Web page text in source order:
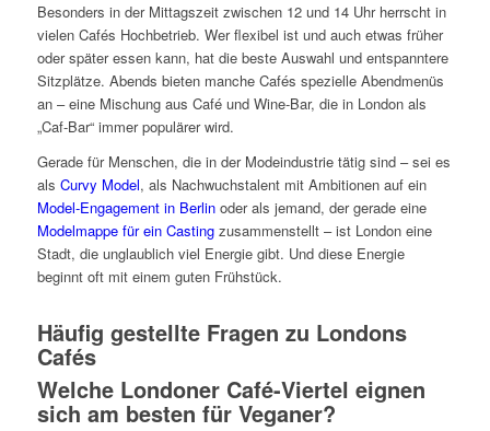
Besonders in der Mittagszeit zwischen 12 und 14 Uhr herrscht in
vielen Cafés Hochbetrieb. Wer flexibel ist und auch etwas früher
oder später essen kann, hat die beste Auswahl und entspanntere
Sitzplätze. Abends bieten manche Cafés spezielle Abendmenüs
an – eine Mischung aus Café und Wine-Bar, die in London als
„Caf-Bar“ immer populärer wird.
Gerade für Menschen, die in der Modeindustrie tätig sind – sei es
als Curvy Model, als Nachwuchstalent mit Ambitionen auf ein
Model-Engagement in Berlinoder als jemand, der gerade eine
Modelmappe für ein Castingzusammenstellt – ist London eine
Stadt, die unglaublich viel Energie gibt. Und diese Energie
beginnt oft mit einem guten Frühstück.
Häufig gestellte Fragen zu Londons
Cafés
Welche Londoner Café-Viertel eignen
sich am besten für Veganer?